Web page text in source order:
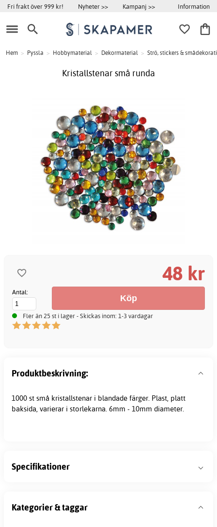
Fri frakt över 999 kr! Nyheter >> Kampanj >> Information
Hem > Pyssla > Hobbymaterial > Dekormaterial > Strö, stickers &
Kristallstenar små runda
48 kr
Antal:
Fler än 25 st i lager - Skickas inom: 1-3 vardagar
Produktbeskrivning:
1000 st små kristallstenar i blandade färger. Plast, platt
baksida, varierar i storlekarna. 6mm - 10mm diameter.
Specifikationer
Kategorier & taggar